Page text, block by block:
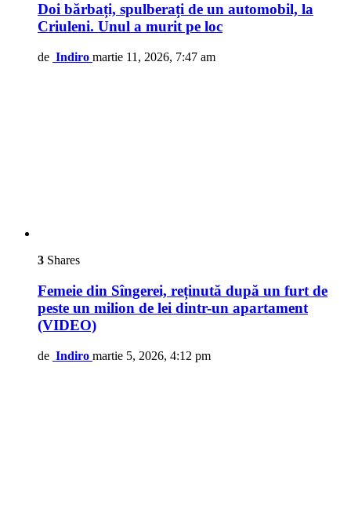
Doi bărbați, spulberați de un automobil, la
Criuleni. Unul a murit pe loc
de Indiro martie 11, 2026, 7:47 am
3 Shares
Femeie din Sîngerei, reținută după un furt de
peste un milion de lei dintr-un apartament
(VIDEO)
de Indiro martie 5, 2026, 4:12 pm